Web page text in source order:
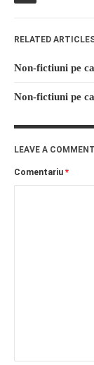
RELATED
Non-fictiuni pe
Non-fictiuni pe
LEAVE A
Comentariu *